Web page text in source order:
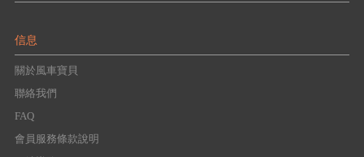
信息
關於風車寶貝
聯絡我們
FAQ
會員服務條款說明